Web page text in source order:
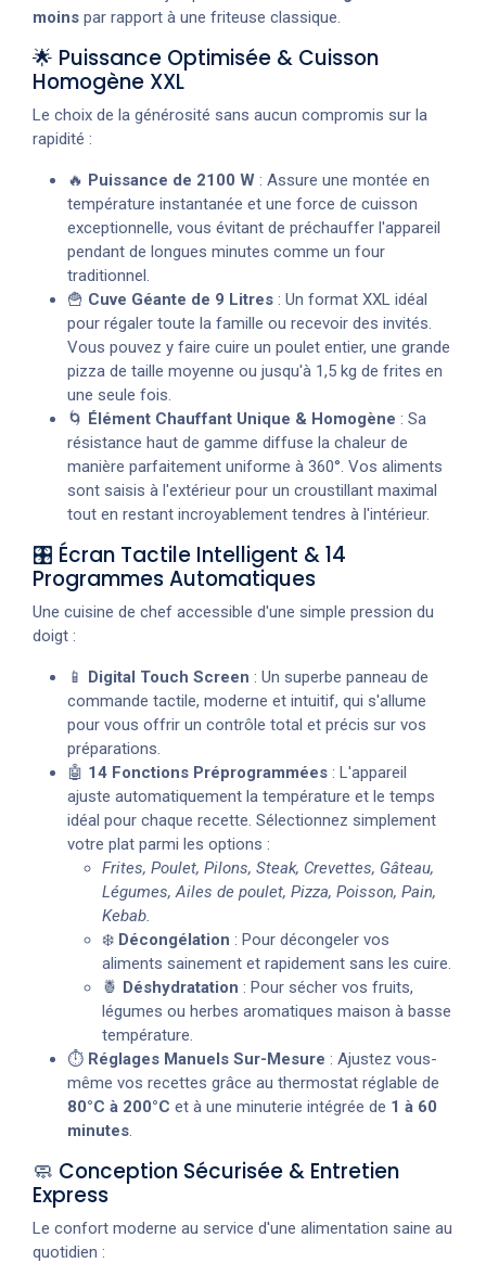
moins par rapport à une friteuse classique.
🌟 Puissance Optimisée & Cuisson
Homogène XXL
Le choix de la générosité sans aucun compromis sur la
rapidité :
🔥 Puissance de 2100 W : Assure une montée en
température instantanée et une force de cuisson
exceptionnelle, vous évitant de préchauffer l'appareil
pendant de longues minutes comme un four
traditionnel.
🍟 Cuve Géante de 9 Litres : Un format XXL idéal
pour régaler toute la famille ou recevoir des invités.
Vous pouvez y faire cuire un poulet entier, une grande
pizza de taille moyenne ou jusqu'à 1,5 kg de frites en
une seule fois.
🌀 Élément Chauffant Unique & Homogène : Sa
résistance haut de gamme diffuse la chaleur de
manière parfaitement uniforme à 360°. Vos aliments
sont saisis à l'extérieur pour un croustillant maximal
tout en restant incroyablement tendres à l'intérieur.
🎛️ Écran Tactile Intelligent & 14
Programmes Automatiques
Une cuisine de chef accessible d'une simple pression du
doigt :
📱 Digital Touch Screen : Un superbe panneau de
commande tactile, moderne et intuitif, qui s'allume
pour vous offrir un contrôle total et précis sur vos
préparations.
🤖 14 Fonctions Préprogrammées : L'appareil
ajuste automatiquement la température et le temps
idéal pour chaque recette. Sélectionnez simplement
votre plat parmi les options :
Frites, Poulet, Pilons, Steak, Crevettes, Gâteau,
Légumes, Ailes de poulet, Pizza, Poisson, Pain,
Kebab.
❄️ Décongélation : Pour décongeler vos
aliments sainement et rapidement sans les cuire.
🍍 Déshydratation : Pour sécher vos fruits,
légumes ou herbes aromatiques maison à basse
température.
⏱️ Réglages Manuels Sur-Mesure : Ajustez vous-
même vos recettes grâce au thermostat réglable de
80°C à 200°C et à une minuterie intégrée de 1 à 60
minutes.
🧼 Conception Sécurisée & Entretien
Express
Le confort moderne au service d'une alimentation saine au
quotidien :